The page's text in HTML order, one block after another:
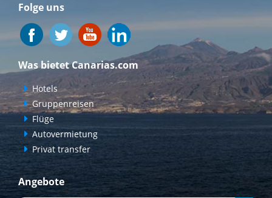
Folge uns
Was bietet Canarias.com
Hotels
Gruppenreisen
Flüge
Autovermietung
Privat transfer
Angebote